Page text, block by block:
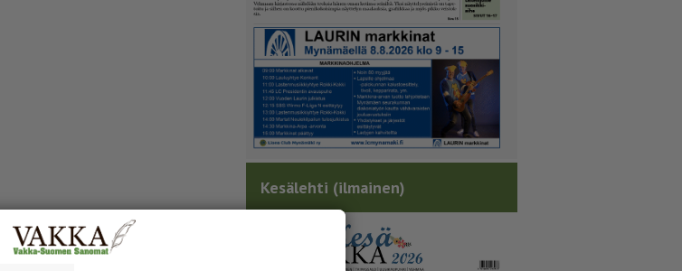
Kesälehti (ilmainen)